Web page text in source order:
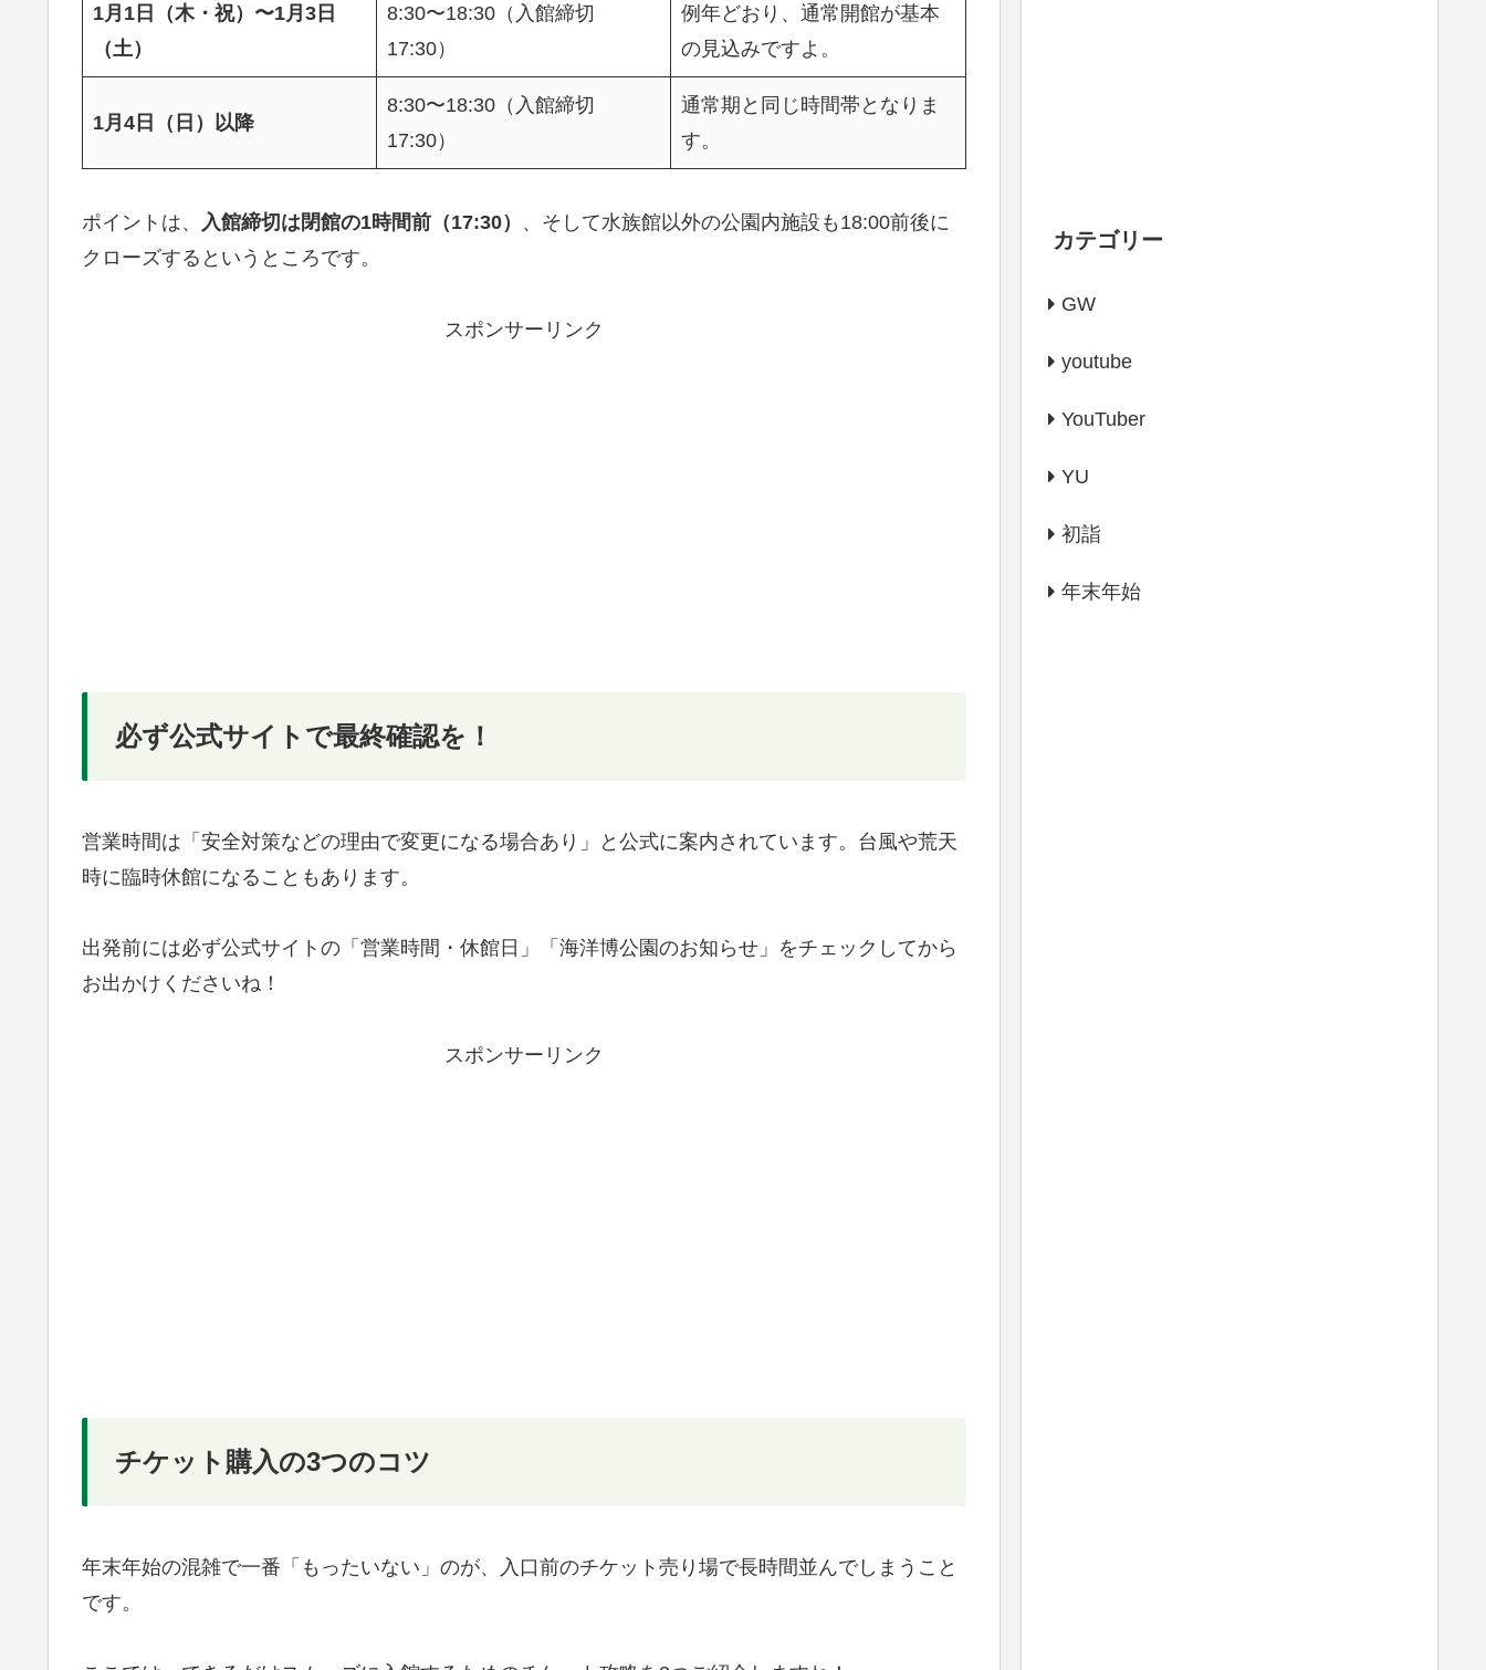
1月1日（木・祝）〜1月3日
（土）
8:30〜18:30（入館締切
17:30）
例年どおり、通常開館が基本
の見込みですよ。
1月4日（日）以降
8:30〜18:30（入館締切
17:30）
通常期と同じ時間帯となりま
す。
ポイントは、 入館締切は閉館の1時間前（17:30） 、そして水族館以外の公園内施設も18:00前後に
クローズするというところです。
スポンサーリンク
必ず公式サイトで最終確認を！
営業時間は「安全対策などの理由で変更になる場合あり」と公式に案内されています。台風や荒天
時に臨時休館になることもあります。
出発前には必ず公式サイトの「営業時間・休館日」「海洋博公園のお知らせ」をチェックしてから
お出かけくださいね！
スポンサーリンク
チケット購入の3つのコツ
年末年始の混雑で一番「もったいない」のが、入口前のチケット売り場で長時間並んでしまうこと
です。
カテゴリー
GW
youtube
YouTuber
YU
初詣
年末年始